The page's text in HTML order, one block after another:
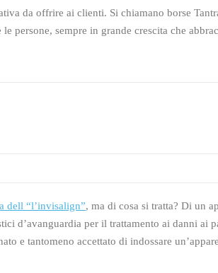
da offrire ai clienti. Si chiamano borse
persone, sempre in grande crescita che
dell “l’invisalign”, ma di cosa si tratta? Di un
d’avanguardia per il trattamento ai danni ai
e tantomeno accettato di indossare